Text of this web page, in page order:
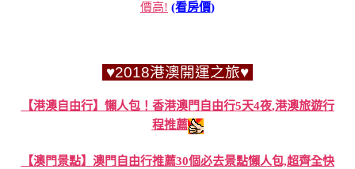
價高! (看房價)
♥2018港澳開運之旅♥
【港澳自由行】懶人包！香港澳門自由行5天4夜,港澳旅遊行
程推薦
【澳門景點】澳門自由行推薦30個必去景點懶人包,超齊全快